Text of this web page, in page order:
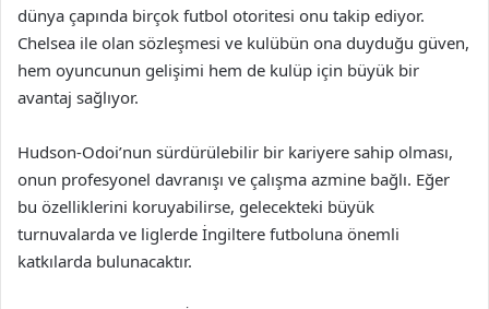
dünya çapında birçok futbol otoritesi onu takip ediyor.
Chelsea ile olan sözleşmesi ve kulübün ona duyduğu güven,
hem oyuncunun gelişimi hem de kulüp için büyük bir
avantaj sağlıyor.
Hudson-Odoi’nun sürdürülebilir bir kariyere sahip olması,
onun profesyonel davranışı ve çalışma azmine bağlı. Eğer
bu özelliklerini koruyabilirse, gelecekteki büyük
turnuvalarda ve liglerde İngiltere futboluna önemli
katkılarda bulunacaktır.